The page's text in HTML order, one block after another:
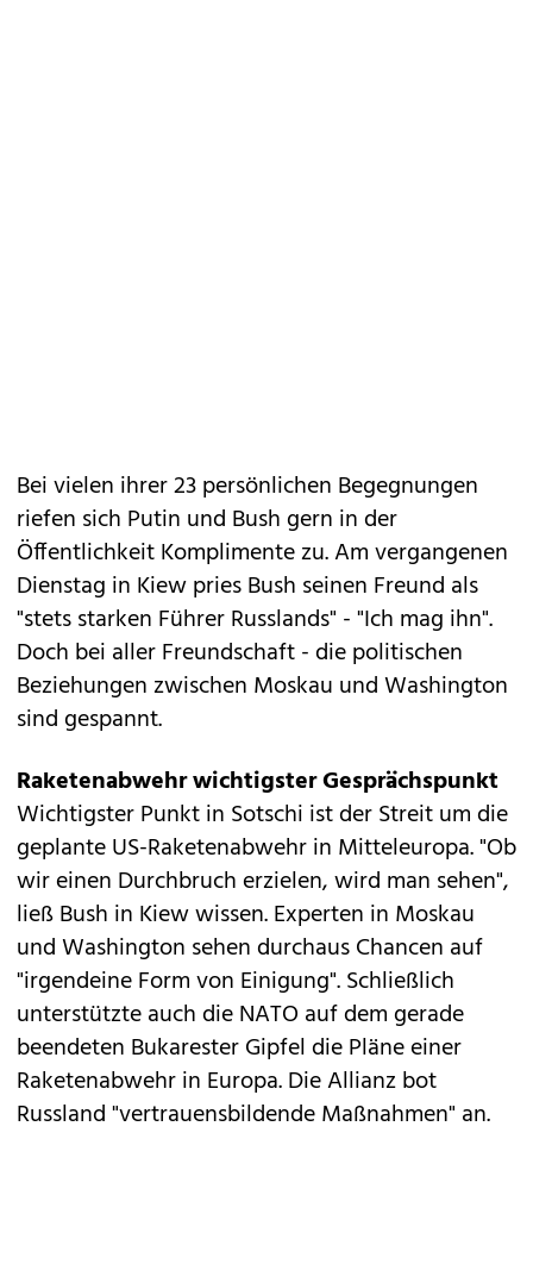
Bei vielen ihrer 23 persönlichen Begegnungen
riefen sich Putin und Bush gern in der
Öffentlichkeit Komplimente zu. Am vergangenen
Dienstag in Kiew pries Bush seinen Freund als
"stets starken Führer Russlands" - "Ich mag ihn".
Doch bei aller Freundschaft - die politischen
Beziehungen zwischen Moskau und Washington
sind gespannt.
Raketenabwehr wichtigster Gesprächspunkt
Wichtigster Punkt in Sotschi ist der Streit um die
geplante US-Raketenabwehr in Mitteleuropa. "Ob
wir einen Durchbruch erzielen, wird man sehen",
ließ Bush in Kiew wissen. Experten in Moskau
und Washington sehen durchaus Chancen auf
"irgendeine Form von Einigung". Schließlich
unterstützte auch die NATO auf dem gerade
beendeten Bukarester Gipfel die Pläne einer
Raketenabwehr in Europa. Die Allianz bot
Russland "vertrauensbildende Maßnahmen" an.